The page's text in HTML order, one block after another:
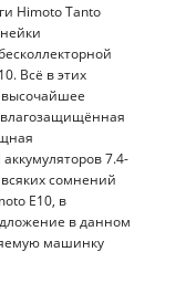
Himoto Tanto
Всё в этих
влагозащищённая
7.4-
сомнений
E10, в
в данном
машинку